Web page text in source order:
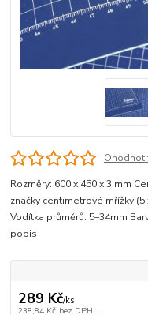
Rozměry: 600 x 450 x 3 mm
značky centimetrové mřížky (5
Vodítka průměrů: 5–34mm
popis
289 Kč/ks
238,84 Kč bez DPH